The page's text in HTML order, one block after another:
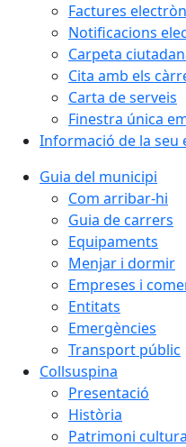
Factures
Notificacions
Carpeta
Cita amb els
Carta de serveis
Finestra única
Informació de la seu
Guia del municipi
Com arribar-hi
Guia de carrers
Equipaments
Menjar i dormir
Empreses i
Entitats
Emergències
Transport públic
Collsuspina
Presentació
Història
Patrimoni